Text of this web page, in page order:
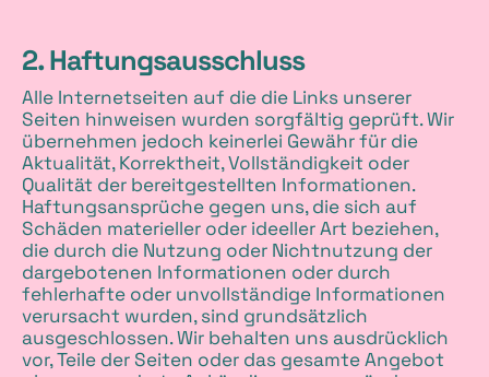
2. Haftungsausschluss
Alle Internetseiten auf die die Links unserer
Seiten hinweisen wurden sorgfältig geprüft. Wir
übernehmen jedoch keinerlei Gewähr für die
Aktualität, Korrektheit, Vollständigkeit oder
Qualität der bereitgestellten Informationen.
Haftungsansprüche gegen uns, die sich auf
Schäden materieller oder ideeller Art beziehen,
die durch die Nutzung oder Nichtnutzung der
dargebotenen Informationen oder durch
fehlerhafte oder unvollständige Informationen
verursacht wurden, sind grundsätzlich
ausgeschlossen. Wir behalten uns ausdrücklich
vor, Teile der Seiten oder das gesamte Angebot